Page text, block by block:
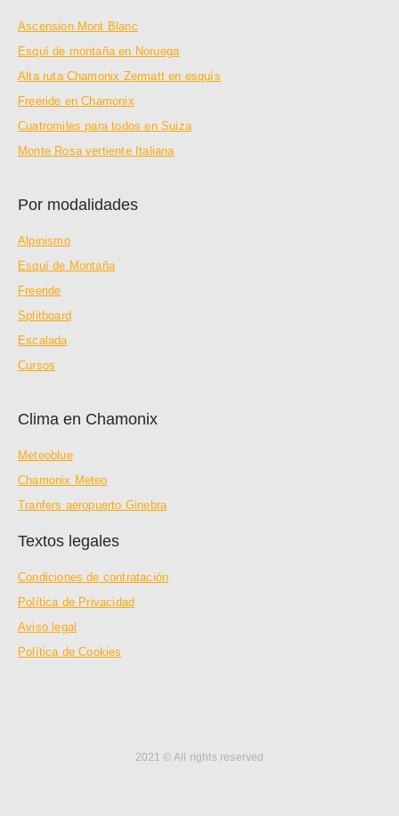
Ascension Mont Blanc
Esquí de montaña en Noruega
Alta ruta Chamonix Zermatt en esquís
Freeride en Chamonix
Cuatromiles para todos en Suiza
Monte Rosa vertiente Italiana
Por modalidades
Alpinismo
Esquí de Montaña
Freeride
Splitboard
Escalada
Cursos
Clima en Chamonix
Meteoblue
Chamonix Meteo
Tranfers aeropuerto Ginebra
Textos legales
Condiciones de contratación
Política de Privacidad
Aviso legal
Política de Cookies
2021 © All rights reserved